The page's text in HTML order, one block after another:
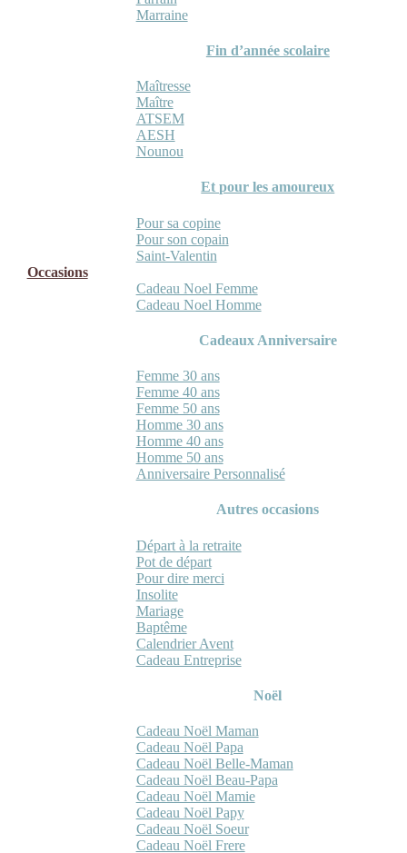
Marraine
Fin d’année scolaire
Maîtresse
Maître
ATSEM
AESH
Nounou
Et pour les amoureux
Pour sa copine
Pour son copain
Saint-Valentin
Occasions
Cadeau Noel Femme
Cadeau Noel Homme
Cadeaux Anniversaire
Femme 30 ans
Femme 40 ans
Femme 50 ans
Homme 30 ans
Homme 40 ans
Homme 50 ans
Anniversaire Personnalisé
Autres occasions
Départ à la retraite
Pot de départ
Pour dire merci
Insolite
Mariage
Baptême
Calendrier Avent
Cadeau Entreprise
Noël
Cadeau Noël Maman
Cadeau Noël Papa
Cadeau Noël Belle-Maman
Cadeau Noël Beau-Papa
Cadeau Noël Mamie
Cadeau Noël Papy
Cadeau Noël Soeur
Cadeau Noël Frere